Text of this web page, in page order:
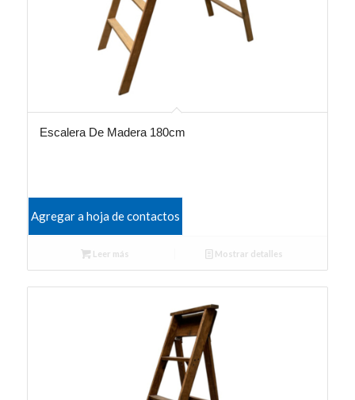
Escalera De Madera 180cm
Agregar a hoja de contactos
Leer más Mostrar detalles